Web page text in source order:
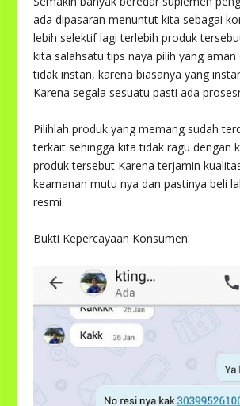
ada dipasaran menuntut kita sebagai
lebih selektif lagi terlebih produk
kita salahsatu tips naya pilih yang aman
tidak instan, karena biasanya yang
Karena segala sesuatu pasti ada
Pilihlah produk yang memang sudah
terkait sehingga kita tidak ragu dengan
produk tersebut Karena terjamin
keamanan mutu nya dan pastinya beli
resmi.
Bukti Kepercayaan Konsumen: